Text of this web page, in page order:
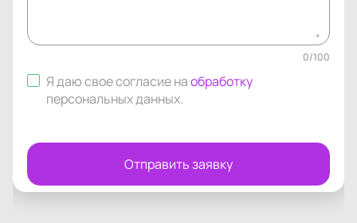
0/100
Я даю свое согласие наобработку
персональных данных.
Отправить заявку